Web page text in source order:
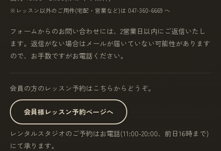
※レッスン以外のご用件(宅配・営業など)は 047-360-6669 へ
フォームからのお問い合わせには、2営業日以内にご返信いたし
ます。返信がない場合はメールが届いていない可能性があります
ので、お手数ですがお電話ください。
会員の方のレッスン予約はこちらからどうぞ。
会員様レッスン予約ページへ
レンタルスタジオのご予約はお電話(11:00-20:00、前日16時まで)
にて承ります。